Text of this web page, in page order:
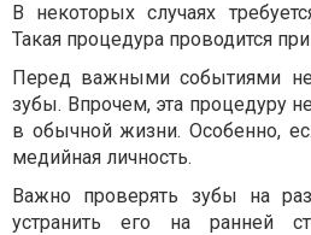
В некоторых случаях
Такая процедура проводится
Перед важными событиями
зубы. Впрочем, эта процедуру
в обычной жизни. Особенно,
медийная личность.
Важно проверять зубы на
устранить его на ранней